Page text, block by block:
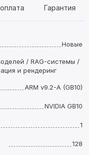
Гарантия
Новые
/ RAG-системы /
и рендеринг
ARM v9.2-A (GB10)
NVIDIA GB10
1
128